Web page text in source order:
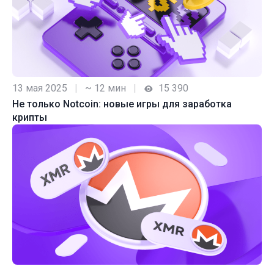
13 мая 2025 ~ 12 мин
15 390
Не только Notcoin: новые игры для заработка
крипты